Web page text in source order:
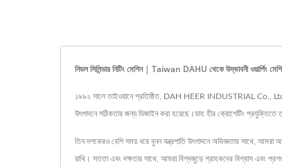
নিডল সিলিন্ডার নিটিং মেশিন | Taiwan DAHU থেকে উদ্ভাবনী ওয়ার্পিং
১৯৯২ সালে তাইওয়ানে প্রতিষ্ঠিত, DAH HEER INDUSTRIAL Co., Ltd.
উৎপাদনে সঠিকতার জন্য ডিজাইন করা হয়েছে।ডাহ হীর ক্রোশেটিং প্রযুক্তিতে
তিন দশকেরও বেশি সময় ধরে বুনন যন্ত্রপাতি উৎপাদনে অভিজ্ঞতার সাথে,
রাখি। সততা এবং দক্ষতার সাথে, আমরা বিশ্বজুড়ে গ্রাহকদের বিশ্বাস এবং